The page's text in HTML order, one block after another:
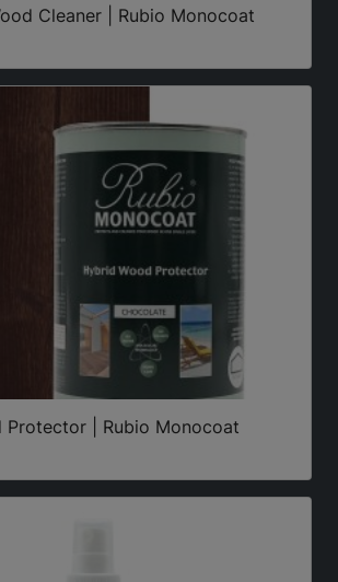
Cleaner | Rubio Monocoat
Protector | Rubio Monocoat